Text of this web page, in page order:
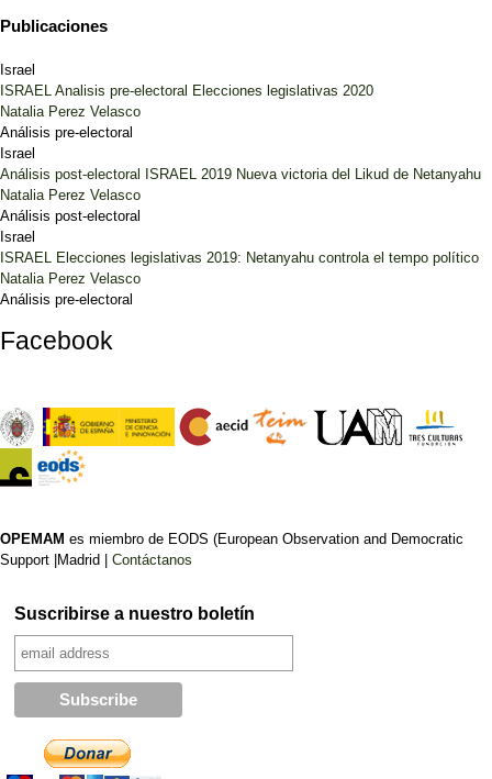
Publicaciones
Israel
ISRAEL Analisis pre-electoral Elecciones legislativas 2020
Natalia Perez Velasco
Análisis pre-electoral
Israel
Análisis post-electoral ISRAEL 2019 Nueva victoria del Likud de Netanyahu
Natalia Perez Velasco
Análisis post-electoral
Israel
ISRAEL Elecciones legislativas 2019: Netanyahu controla el tempo político
Natalia Perez Velasco
Análisis pre-electoral
Facebook
OPEMAM es miembro de EODS (European Observation and Democratic
Support |Madrid | Contáctanos
Suscribirse a nuestro boletín